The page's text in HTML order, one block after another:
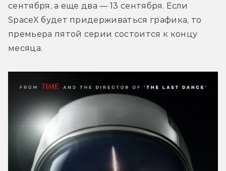
сентября, а еще два — 13 сентября. Если
SpaceX будет придерживаться графика, то
премьера пятой серии состоится к концу
месяца.